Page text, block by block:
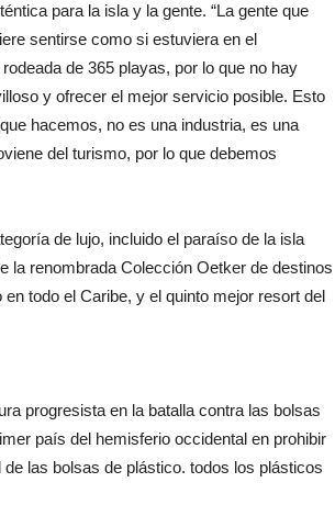
para la isla y la gente. “La gente que
sentirse como si estuviera en el
de 365 playas, por lo que no hay
y ofrecer el mejor servicio posible. Esto
hacemos, no es una industria, es una
del turismo, por lo que debemos
de lujo, incluido el paraíso de la isla
la renombrada Colección Oetker de destinos
todo el Caribe, y el quinto mejor resort del
progresista en la batalla contra las bolsas
país del hemisferio occidental en prohibir
las bolsas de plástico. todos los plásticos